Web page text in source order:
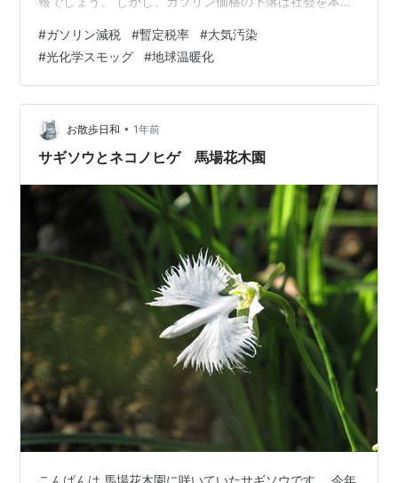
ないと考えます。なぜなら、ガソリン価格の下落は大気
汚染を悪化させるからです。 ガソリンが安くなると、こ
れまで以上にガソリンを燃料とする車が道路を走るよう
になります。すると、大気中に排出される排気ガスの量
が増えます。この大気汚染により、社会は光化学スモッ
グや地球温暖化などの形で被害を受けます。…
#ガソリン減税 #暫定税率 #大気汚染
#光化学スモッグ #地球温暖化
お散歩日和 • 1年前
サギソウとネコノヒゲ 馬場花木園
こんばんは 馬場花木園に咲いていたサギソウです。 今年